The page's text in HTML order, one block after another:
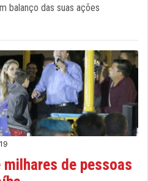
balanço das suas ações
de pessoas